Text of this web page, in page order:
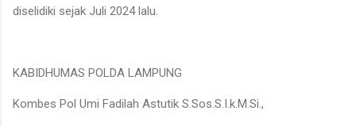
diselidiki sejak Juli 2024 lalu.
KABIDHUMAS POLDA LAMPUNG
Kombes Pol Umi Fadilah Astutik S.Sos.S.I.k.M.Si.,